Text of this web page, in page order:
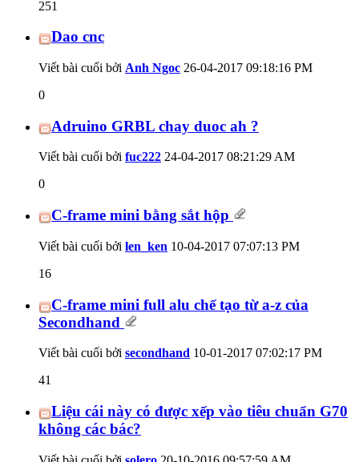
251
Dao cnc
Viết bài cuối bởi Anh Ngoc 26-04-2017 09:18:16 PM
0
Adruino GRBL chay duoc ah ?
Viết bài cuối bởi fuc222 24-04-2017 08:21:29 AM
0
C-frame mini bằng sắt hộp
Viết bài cuối bởi len_ken 10-04-2017 07:07:13 PM
16
C-frame mini full alu chế tạo từ a-z của
Secondhand
Viết bài cuối bởi secondhand 10-01-2017 07:02:17 PM
41
Liệu cái này có được xếp vào tiêu chuẩn G70
không các bác?